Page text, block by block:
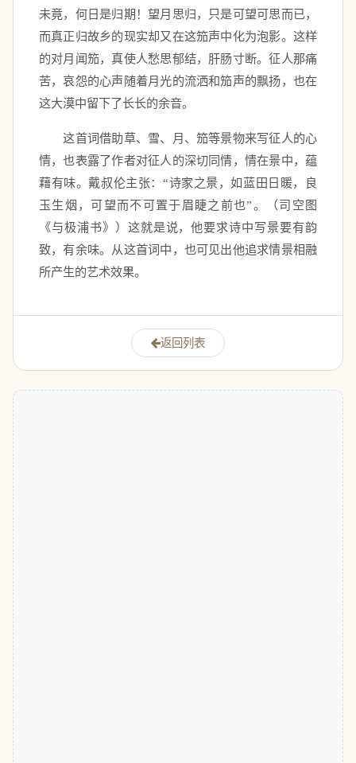
未竟，何日是归期！望月思归，只是可望可思而已，
而真正归故乡的现实却又在这笳声中化为泡影。这样
的对月闻笳，真使人愁思郁结，肝肠寸断。征人那痛
苦，哀怨的心声随着月光的流洒和笳声的飘扬，也在
这大漠中留下了长长的余音。
这首词借助草、雪、月、笳等景物来写征人的心
情，也表露了作者对征人的深切同情，情在景中，蕴
藉有味。戴叔伦主张：“诗家之景，如蓝田日暖，良
玉生烟，可望而不可置于眉睫之前也”。（司空图
《与极浦书》）这就是说，他要求诗中写景要有韵
致，有余味。从这首词中，也可见出他追求情景相融
所产生的艺术效果。
返回列表